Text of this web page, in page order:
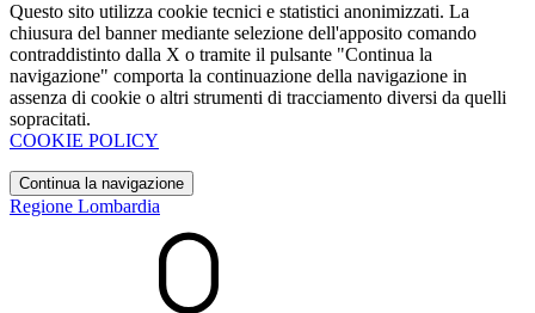
Questo sito utilizza cookie tecnici e statistici anonimizzati. La
chiusura del banner mediante selezione dell'apposito comando
contraddistinto dalla X o tramite il pulsante "Continua la
navigazione" comporta la continuazione della navigazione in
assenza di cookie o altri strumenti di tracciamento diversi da quelli
sopracitati.
COOKIE POLICY
Continua la navigazione
Regione Lombardia